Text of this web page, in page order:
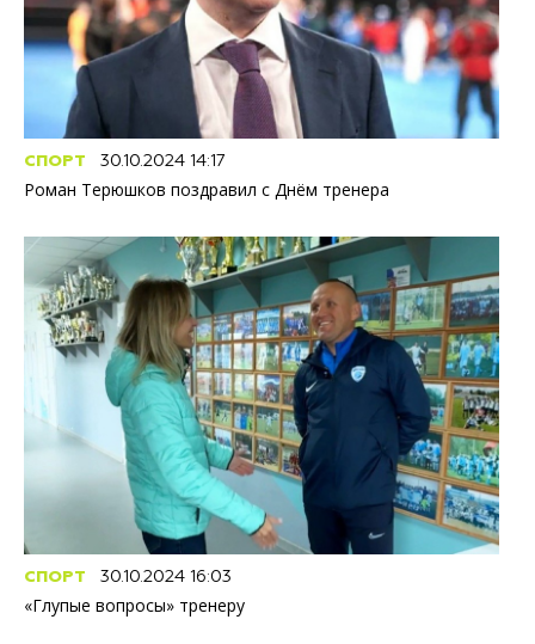
СПОРТ 30.10.2024 14:17
Роман Терюшков поздравил с Днём тренера
СПОРТ 30.10.2024 16:03
«Глупые вопросы» тренеру